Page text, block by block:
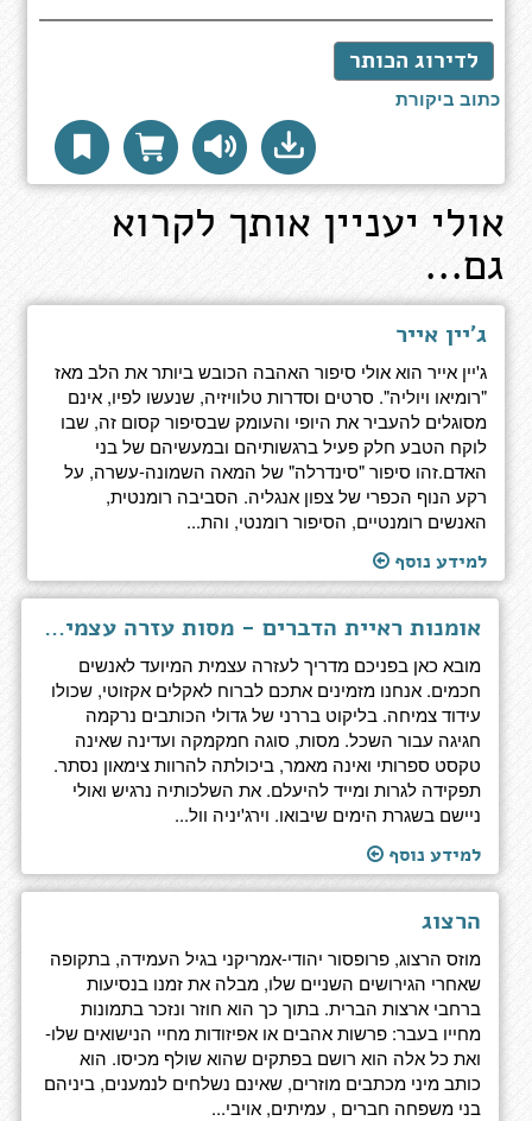
לדירוג הכותר
כתוב ביקורת
אולי יעניין אותך לקרוא
גם...
ג'יין אייר
ג'יין אייר הוא אולי סיפור האהבה הכובש ביותר את הלב מאז
"רומיאו ויוליה". סרטים וסדרות טלוויזיה, שנעשו לפיו, אינם
מסוגלים להעביר את היופי והעומק שבסיפור קסום זה, שבו
לוקח הטבע חלק פעיל ברגשותיהם ובמעשיהם של בני
האדם.זהו סיפור "סינדרלה" של המאה השמונה-עשרה, על
רקע הנוף הכפרי של צפון אנגליה. הסביבה רומנטית,
האנשים רומנטיים, הסיפור רומנטי, והת...
למידע נוסף
אומנות ראיית הדברים - מסות עזרה עצמית עבור חכמים
מובא כאן בפניכם מדריך לעזרה עצמית המיועד לאנשים
חכמים. אנחנו מזמינים אתכם לברוח לאקלים אקזוטי, שכולו
עידוד צמיחה. בליקוט בררני של גדולי הכותבים נרקמה
חגיגה עבור השכל. מסות, סוגה חמקמקה ועדינה שאינה
טקסט ספרותי ואינה מאמר, ביכולתה להרוות צימאון נסתר.
תפקידה לגרות ומייד להיעלם. את השלכותיה נרגיש ואולי
ניישם בשגרת הימים שיבואו. וירג'יניה וול...
למידע נוסף
הרצוג
מוזס הרצוג, פרופסור יהודי-אמריקני בגיל העמידה, בתקופה
שאחרי הגירושים השניים שלו, מבלה את זמנו בנסיעות
ברחבי ארצות הברית. בתוך כך הוא חוזר ונזכר בתמונות
מחייו בעבר: פרשות אהבים או אפיזודות מחיי הנישואים שלו-
ואת כל אלה הוא רושם בפתקים שהוא שולף מכיסו. הוא
כותב מיני מכתבים מוזרים, שאינם נשלחים לנמענים, ביניהם
בני משפחה חברים , עמיתים, אויבי...